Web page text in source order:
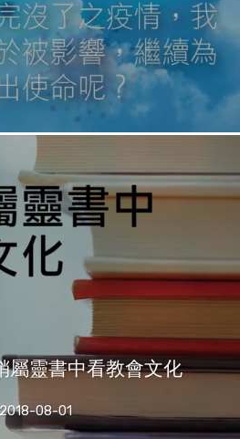
屬靈書中看教會文化
2018-08-01